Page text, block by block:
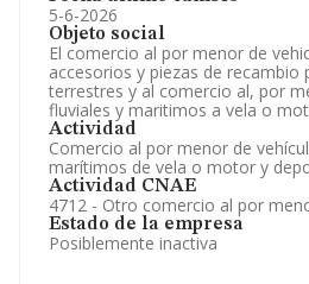
5-6-2026
Objeto social
El comercio al por menor de
accesorios y piezas de recambio
terrestres y al comercio al, por
fluviales y maritimos a vela o
Actividad
Comercio al por menor de
marítimos de vela o motor y
Actividad CNAE
4712 - Otro comercio al por
Estado de la empresa
Posiblemente inactiva